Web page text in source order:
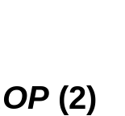
(2)